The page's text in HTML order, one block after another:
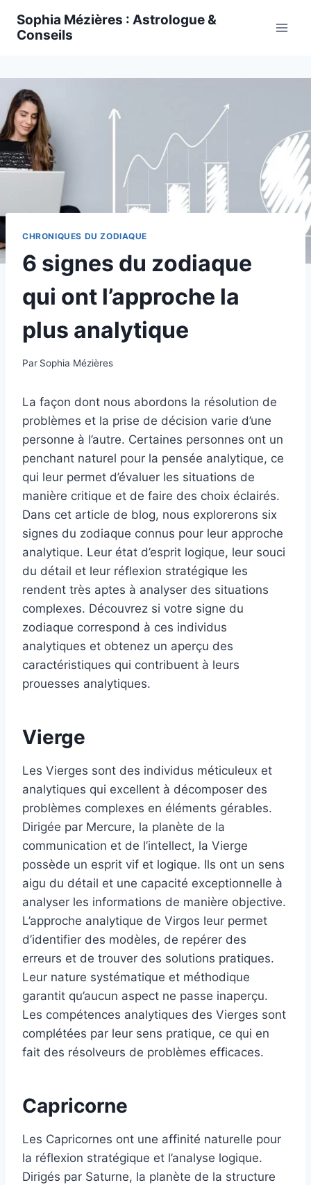
Sophia Mézières : Astrologue &
Conseils
CHRONIQUES DU ZODIAQUE
6 signes du zodiaque
qui ont l’approche la
plus analytique
Par Sophia Mézières
La façon dont nous abordons la résolution de
problèmes et la prise de décision varie d’une
personne à l’autre. Certaines personnes ont un
penchant naturel pour la pensée analytique, ce
qui leur permet d’évaluer les situations de
manière critique et de faire des choix éclairés.
Dans cet article de blog, nous explorerons six
signes du zodiaque connus pour leur approche
analytique. Leur état d’esprit logique, leur souci
du détail et leur réflexion stratégique les
rendent très aptes à analyser des situations
complexes. Découvrez si votre signe du
zodiaque correspond à ces individus
analytiques et obtenez un aperçu des
caractéristiques qui contribuent à leurs
prouesses analytiques.
Vierge
Les Vierges sont des individus méticuleux et
analytiques qui excellent à décomposer des
problèmes complexes en éléments gérables.
Dirigée par Mercure, la planète de la
communication et de l’intellect, la Vierge
possède un esprit vif et logique. Ils ont un sens
aigu du détail et une capacité exceptionnelle à
analyser les informations de manière objective.
L’approche analytique de Virgos leur permet
d’identifier des modèles, de repérer des
erreurs et de trouver des solutions pratiques.
Leur nature systématique et méthodique
garantit qu’aucun aspect ne passe inaperçu.
Les compétences analytiques des Vierges sont
complétées par leur sens pratique, ce qui en
fait des résolveurs de problèmes efficaces.
Capricorne
Les Capricornes ont une affinité naturelle pour
la réflexion stratégique et l’analyse logique.
Dirigés par Saturne, la planète de la structure